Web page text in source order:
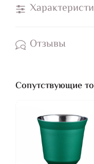
Отзывы
Сопутствующие